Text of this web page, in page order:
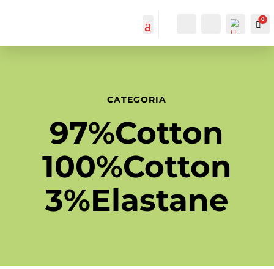
ACCOUNT
ACCOUNT
Cerca... 0
CATEGORIA
97%Cotton
100%Cotton
3%Elastane